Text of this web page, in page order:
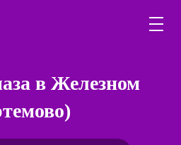
в Железном